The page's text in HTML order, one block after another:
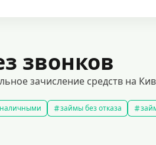
звонков
зачисление средств на
займы без отказа